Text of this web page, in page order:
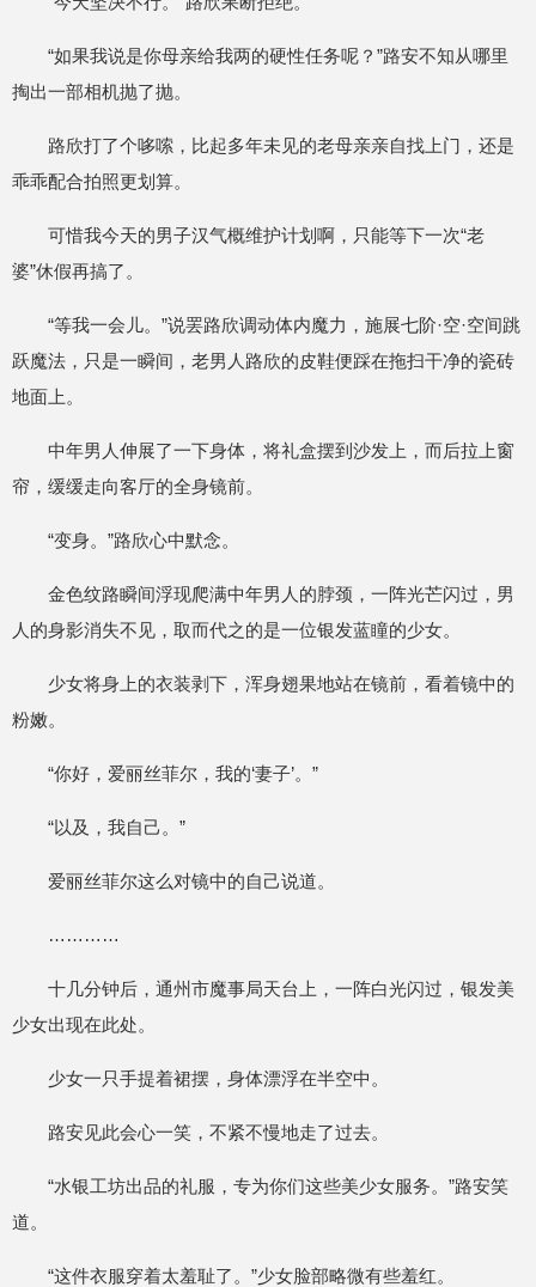
“如果我说是你母亲给我两的硬性任务呢？”路安不知从哪里
掏出一部相机抛了抛。
路欣打了个哆嗦，比起多年未见的老母亲亲自找上门，还是
乖乖配合拍照更划算。
可惜我今天的男子汉气概维护计划啊，只能等下一次“老
婆”休假再搞了。
“等我一会儿。”说罢路欣调动体内魔力，施展七阶·空·空间跳
跃魔法，只是一瞬间，老男人路欣的皮鞋便踩在拖扫干净的瓷砖
地面上。
中年男人伸展了一下身体，将礼盒摆到沙发上，而后拉上窗
帘，缓缓走向客厅的全身镜前。
“变身。”路欣心中默念。
金色纹路瞬间浮现爬满中年男人的脖颈，一阵光芒闪过，男
人的身影消失不见，取而代之的是一位银发蓝瞳的少女。
少女将身上的衣装剥下，浑身翅果地站在镜前，看着镜中的
粉嫩。
“你好，爱丽丝菲尔，我的‘妻子’。”
“以及，我自己。”
爱丽丝菲尔这么对镜中的自己说道。
…………
十几分钟后，通州市魔事局天台上，一阵白光闪过，银发美
少女出现在此处。
少女一只手提着裙摆，身体漂浮在半空中。
路安见此会心一笑，不紧不慢地走了过去。
“水银工坊出品的礼服，专为你们这些美少女服务。”路安笑
道。
“这件衣服穿着太羞耻了。”少女脸部略微有些羞红。